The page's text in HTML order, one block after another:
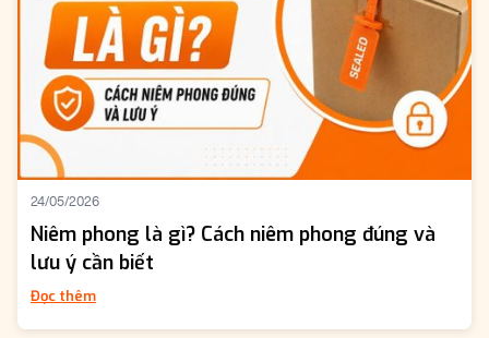
24/05/2026
Niêm phong là gì? Cách niêm phong đúng và
lưu ý cần biết
Đọc thêm